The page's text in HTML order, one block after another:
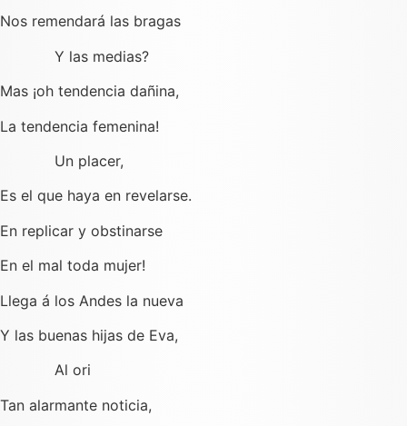
Nos remendará las bragas
Y las medias?
Mas ¡oh tendencia dañina,
La tendencia femenina!
Un placer,
Es el que haya en revelarse.
En replicar y obstinarse
En el mal toda mujer!
Llega á los Andes la nueva
Y las buenas hijas de Eva,
Al ori
Tan alarmante noticia,